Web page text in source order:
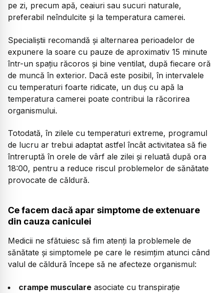
pe zi, precum apă, ceaiuri sau sucuri naturale,
preferabil neîndulcite și la temperatura camerei.
Specialiștii recomandă și alternarea perioadelor de
expunere la soare cu pauze de aproximativ 15 minute
într-un spațiu răcoros și bine ventilat, după fiecare oră
de muncă în exterior. Dacă este posibil, în intervalele
cu temperaturi foarte ridicate, un duș cu apă la
temperatura camerei poate contribui la răcorirea
organismului.
Totodată, în zilele cu temperaturi extreme, programul
de lucru ar trebui adaptat astfel încât activitatea să fie
întreruptă în orele de vârf ale zilei și reluată după ora
18:00, pentru a reduce riscul problemelor de sănătate
provocate de căldură.
Ce facem dacă apar simptome de extenuare
din cauza caniculei
Medicii ne sfătuiesc să fim atenți la problemele de
sănătate și simptomele pe care le resimțim atunci când
valul de căldură începe să ne afecteze organismul:
crampe musculare asociate cu transpirație